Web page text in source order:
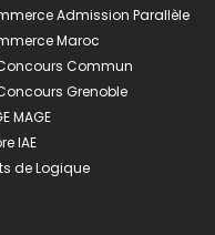
Admission Parallèle
Maroc
Concours Commun
Grenoble
MAGE
IAE
de Logique